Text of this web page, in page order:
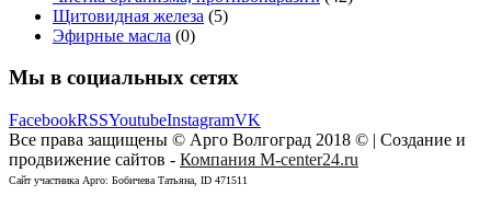
Щитовидная железа (5)
Эфирные масла (0)
Мы в социальных сетях
FacebookRSSYoutubeInstagramVK
Все права защищены © Арго Волгоград 2018 © | Создание и
продвижение сайтов - Компания M-center24.ru
Сайт участника Арго: Бобичева Татьяна, ID 471511